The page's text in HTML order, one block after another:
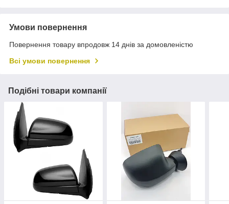
Умови повернення
Повернення товару впродовж 14 днів за домовленістю
Всі умови повернення
Подібні товари компанії